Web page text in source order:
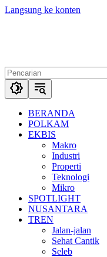
Langsung ke konten
BERANDA
POLKAM
EKBIS
Makro
Industri
Properti
Teknologi
Mikro
SPOTLIGHT
NUSANTARA
TREN
Jalan-jalan
Sehat Cantik
Seleb